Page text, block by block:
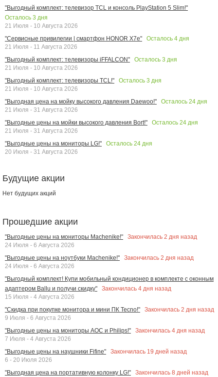
"Выгодный комплект: телевизор TCL и консоль PlayStation 5 Slim!"
Осталось 3 дня
21 Июля - 10 Августа 2026
"Сервисные привилегии | смартфон HONOR X7e"
Осталось 4 дня
21 Июля - 11 Августа 2026
"Выгодный комплект: телевизоры iFFALCON"
Осталось 3 дня
21 Июля - 10 Августа 2026
"Выгодный комплект: телевизоры TCL!"
Осталось 3 дня
21 Июля - 10 Августа 2026
"Выгодная цена на мойку высокого давления Daewoo!"
Осталось 24 дня
21 Июля - 31 Августа 2026
"Выгодные цены на мойки высокого давления Bort!"
Осталось 24 дня
21 Июля - 31 Августа 2026
"Выгодные цены на мониторы LG!"
Осталось 24 дня
20 Июля - 31 Августа 2026
Будущие акции
Нет будущих акций
Прошедшие акции
"Выгодные цены на мониторы Machenike!" Закончилась 2 дня назад
24 Июля - 6 Августа 2026
"Выгодные цены на ноутбуки Machenike!"
Закончилась 2 дня назад
24 Июля - 6 Августа 2026
"Выгодный комплект! Купи мобильный кондиционер в комплекте с оконным
адаптером Ballu и получи скидку"
Закончилась 4 дня назад
15 Июля - 4 Августа 2026
"Скидка при покупке монитора и мини ПК Tecno!"
Закончилась 2 дня назад
9 Июля - 6 Августа 2026
"Выгодные цены на мониторы AOC и Philips!"
Закончилась 4 дня назад
7 Июля - 4 Августа 2026
"Выгодные цены на наушники Fifine"
Закончилась 19 дней назад
6 - 20 Июля 2026
"Выгодная цена на портативную колонку LG!"
Закончилась 8 дней назад